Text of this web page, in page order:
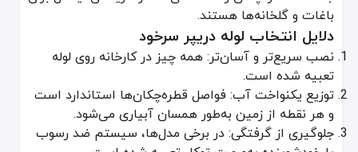
کاربردهای رایج لوله سیلیکونی
گلخانه‌های هیدروپونیک که نیاز به انتقال محلول‌های مغذی با دقت بالا
سیستم‌های تحقیقاتی و آزمایشگاهی کشاورزی که شرایط کنترل‌شده
مزارع کوچک ویژه مانند کشت‌های دارویی یا گیاهان ارزشمند که
لوله میکروتیوب: مزایا و کاربرد
باغات و گلخانه‌ها هستند.
دلایل انتخاب لوله دریپر سرخود
نصب سریع‌تر و آسان‌تر: همه چیز در کارخانه روی لوله
تعبیه شده است.
توزیع یکنواخت آب: فواصل قطره‌چکان‌ها استاندارد است
و هر نقطه از زمین به‌طور همسان آبیاری می‌شود.
جلوگیری از گرفتگی: در برخی مدل‌ها، سیستم ضد رسوب